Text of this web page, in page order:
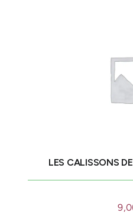
LES CALISSONS